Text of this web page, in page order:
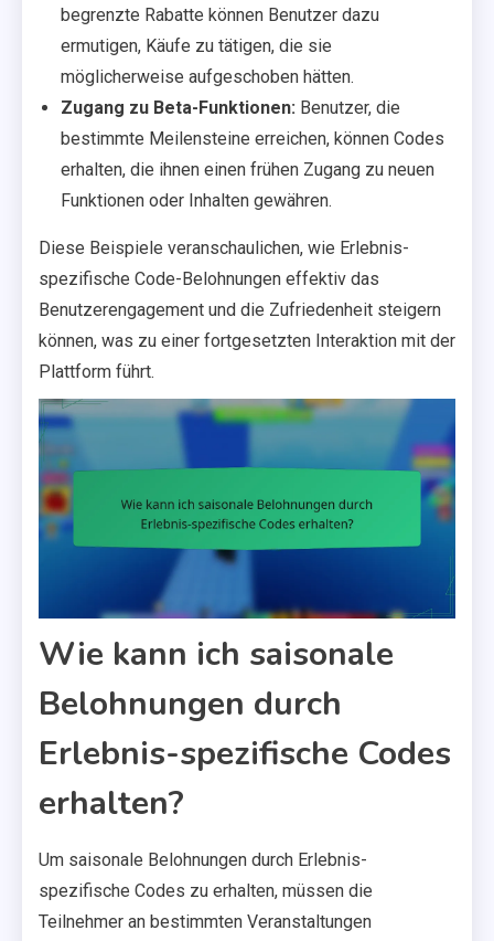
begrenzte Rabatte können Benutzer dazu
ermutigen, Käufe zu tätigen, die sie
möglicherweise aufgeschoben hätten.
Zugang zu Beta-Funktionen: Benutzer, die
bestimmte Meilensteine erreichen, können Codes
erhalten, die ihnen einen frühen Zugang zu neuen
Funktionen oder Inhalten gewähren.
Diese Beispiele veranschaulichen, wie Erlebnis-
spezifische Code-Belohnungen effektiv das
Benutzerengagement und die Zufriedenheit steigern
können, was zu einer fortgesetzten Interaktion mit der
Plattform führt.
Wie kann ich saisonale
Belohnungen durch
Erlebnis-spezifische Codes
erhalten?
Um saisonale Belohnungen durch Erlebnis-
spezifische Codes zu erhalten, müssen die
Teilnehmer an bestimmten Veranstaltungen